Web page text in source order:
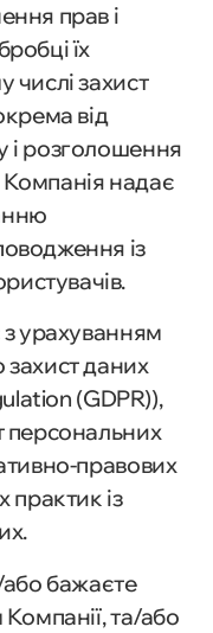
прав і
їх
захист
від
і розголошення
надає
із
з урахуванням
даних
(GDPR)),
персональних
правових
практик із
бажаєте
та/або